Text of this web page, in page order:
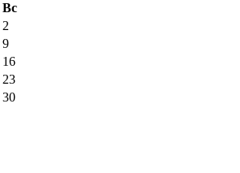
Вс
2
9
16
23
30